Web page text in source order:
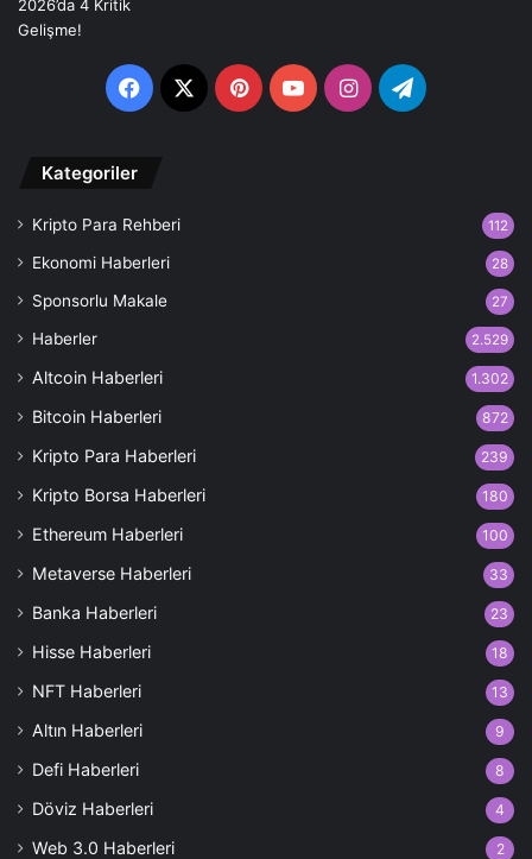
Facebook
X PinterestYouTubeInstagramTelegram
Kategoriler
Kripto Para Rehberi 112
Ekonomi Haberleri 28
Sponsorlu Makale 27
Haberler 2.529
Altcoin Haberleri 1.302
Bitcoin Haberleri 872
Kripto Para Haberleri 239
Kripto Borsa Haberleri 180
Ethereum Haberleri 100
Metaverse Haberleri 33
Banka Haberleri 23
Hisse Haberleri 18
NFT Haberleri 13
Altın Haberleri 9
Defi Haberleri 8
Döviz Haberleri 4
Web 3.0 Haberleri 2